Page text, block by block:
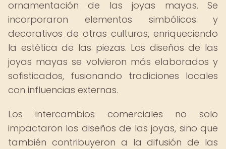
ornamentación de las joyas mayas. Se
incorporaron elementos simbólicos y
decorativos de otras culturas, enriqueciendo
la estética de las piezas. Los diseños de las
joyas mayas se volvieron más elaborados y
sofisticados, fusionando tradiciones locales
con influencias externas.
Los intercambios comerciales no solo
impactaron los diseños de las joyas, sino que
también contribuyeron a la difusión de las